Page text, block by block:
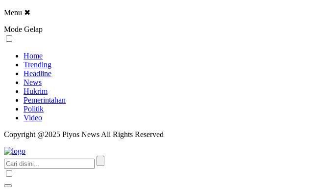
Menu ✖
Mode Gelap
Home
Trending
Headline
News
Hukrim
Pemerintahan
Politik
Video
Copyright @2025 Piyos News All Rights Reserved